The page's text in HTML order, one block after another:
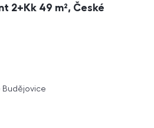
2+Kk 49 m², České
Budějovice